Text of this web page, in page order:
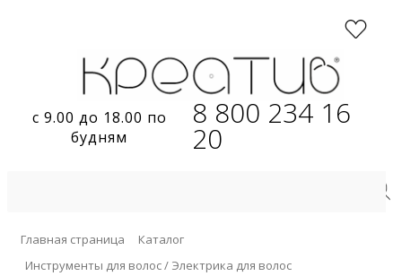
с 9.00 до 18.00 по
будням
8 800 234 16
20
Главная страница
Каталог
Инструменты для волос / Электрика для волос